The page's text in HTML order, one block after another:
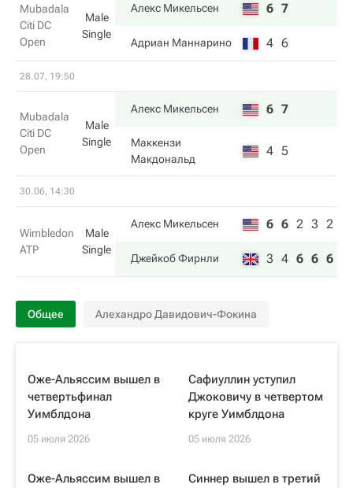
Mubadala
Citi DC
Open
Male
Single
Алекс Микельсен 6 7
Адриан Маннарино 4 6
28.07, 19:50
Mubadala
Citi DC
Open
Male
Single
Алекс Микельсен 6 7
Маккензи
Макдональд
4 5
30.06, 14:30
Wimbledon
ATP
Male
Single
Алекс Микельсен 6 6 2 3 2
Джейкоб Фирнли 3 4 6 6 6
Общее Алехандро Давидович-Фокина
Оже-Альяссим вышел в
четвертьфинал
Уимблдона
05 июля 2026
Сафиуллин уступил
Джоковичу в четвертом
круге Уимблдона
05 июля 2026
Оже-Альяссим вышел в
Синнер вышел в третий